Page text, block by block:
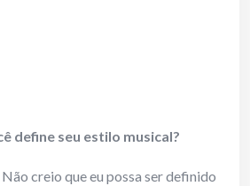
define seu estilo musical?
Não creio que eu possa ser definido